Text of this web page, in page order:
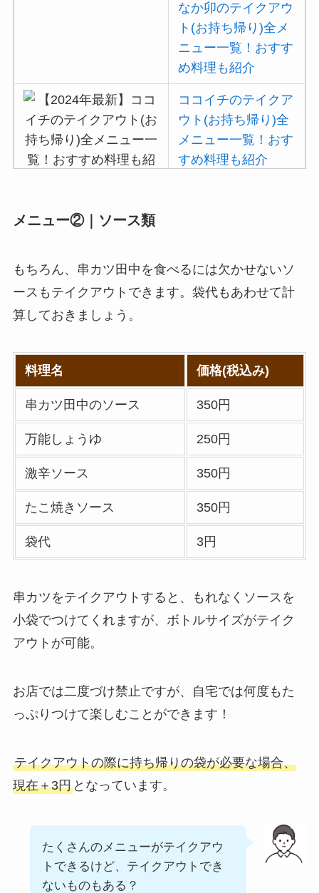
なか卯のテイクアウ
ト(お持ち帰り)全メ
ニュー一覧！おすす
め料理も紹介
ココイチのテイクア
ウト(お持ち帰り)全
メニュー一覧！おす
すめ料理も紹介
説
バーミヤンのカロリ
ューまとめ
ュー一覧！出前デリ
バリーの注文方法も
解説
サイゼリヤの注文方
法や頼み方まとめ！
利用可能な支払方法
も解説
低い順ランキング！
多い順に全メニュー
ウト(お持ち帰り)全
メニュー一覧！おす
丸亀製麺の宅配メニ
解説
リンガーハットのテ
イクアウト(お持ち
メニュー②｜ソース類
もちろん、串カツ田中を食べるには欠かせないソ
ースもテイクアウトできます。袋代もあわせて計
算しておきましょう。
料理名 価格(税込み)
串カツ田中のソース 350円
万能しょうゆ 250円
激辛ソース 350円
たこ焼きソース 350円
袋代 3円
串カツをテイクアウトすると、もれなくソースを
小袋でつけてくれますが、ボトルサイズがテイク
アウトが可能。
お店では二度づけ禁止ですが、自宅では何度もた
っぷりつけて楽しむことができます！
テイクアウトの際に持ち帰りの袋が必要な場合、
現在＋3円となっています。
たくさんのメニューがテイクアウ
トできるけど、テイクアウトでき
ないものもある？